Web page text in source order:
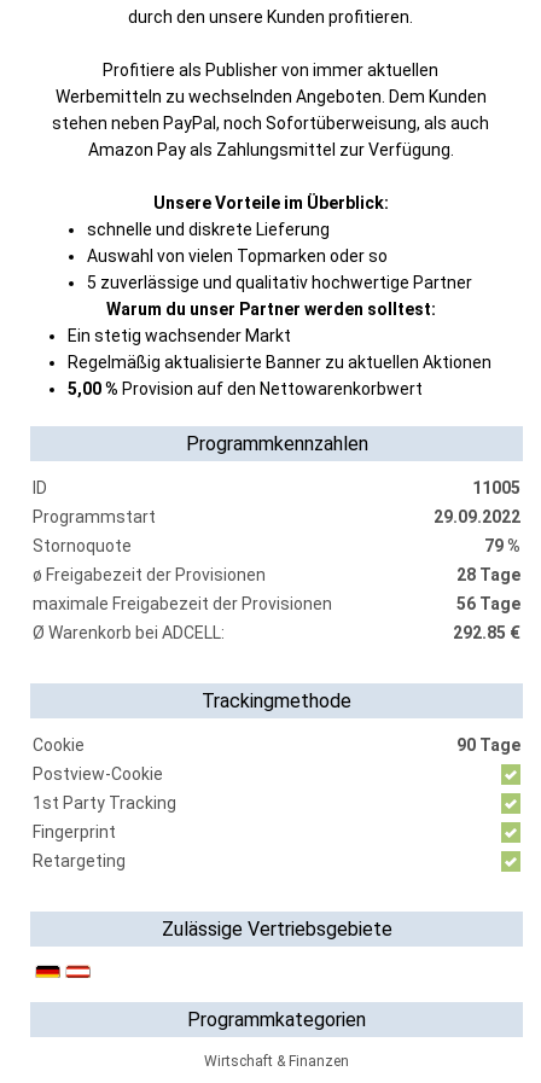
durch den unsere Kunden profitieren.
Profitiere als Publisher von immer aktuellen
Werbemitteln zu wechselnden Angeboten. Dem Kunden
stehen neben PayPal, noch Sofortüberweisung, als auch
Amazon Pay als Zahlungsmittel zur Verfügung.
Unsere Vorteile im Überblick:
schnelle und diskrete Lieferung
Auswahl von vielen Topmarken oder so
5 zuverlässige und qualitativ hochwertige Partner
Warum du unser Partner werden solltest:
Ein stetig wachsender Markt
Regelmäßig aktualisierte Banner zu aktuellen Aktionen
5,00 % Provision auf den Nettowarenkorbwert
Programmkennzahlen
ID
11005
Programmstart
29.09.2022
Stornoquote
79 %
ø Freigabezeit der Provisionen
28 Tage
maximale Freigabezeit der Provisionen
56 Tage
Ø Warenkorb bei ADCELL:
292.85 €
Trackingmethode
Cookie
90 Tage
Postview-Cookie
1st Party Tracking
Fingerprint
Retargeting
Zulässige Vertriebsgebiete
Programmkategorien
Wirtschaft & Finanzen